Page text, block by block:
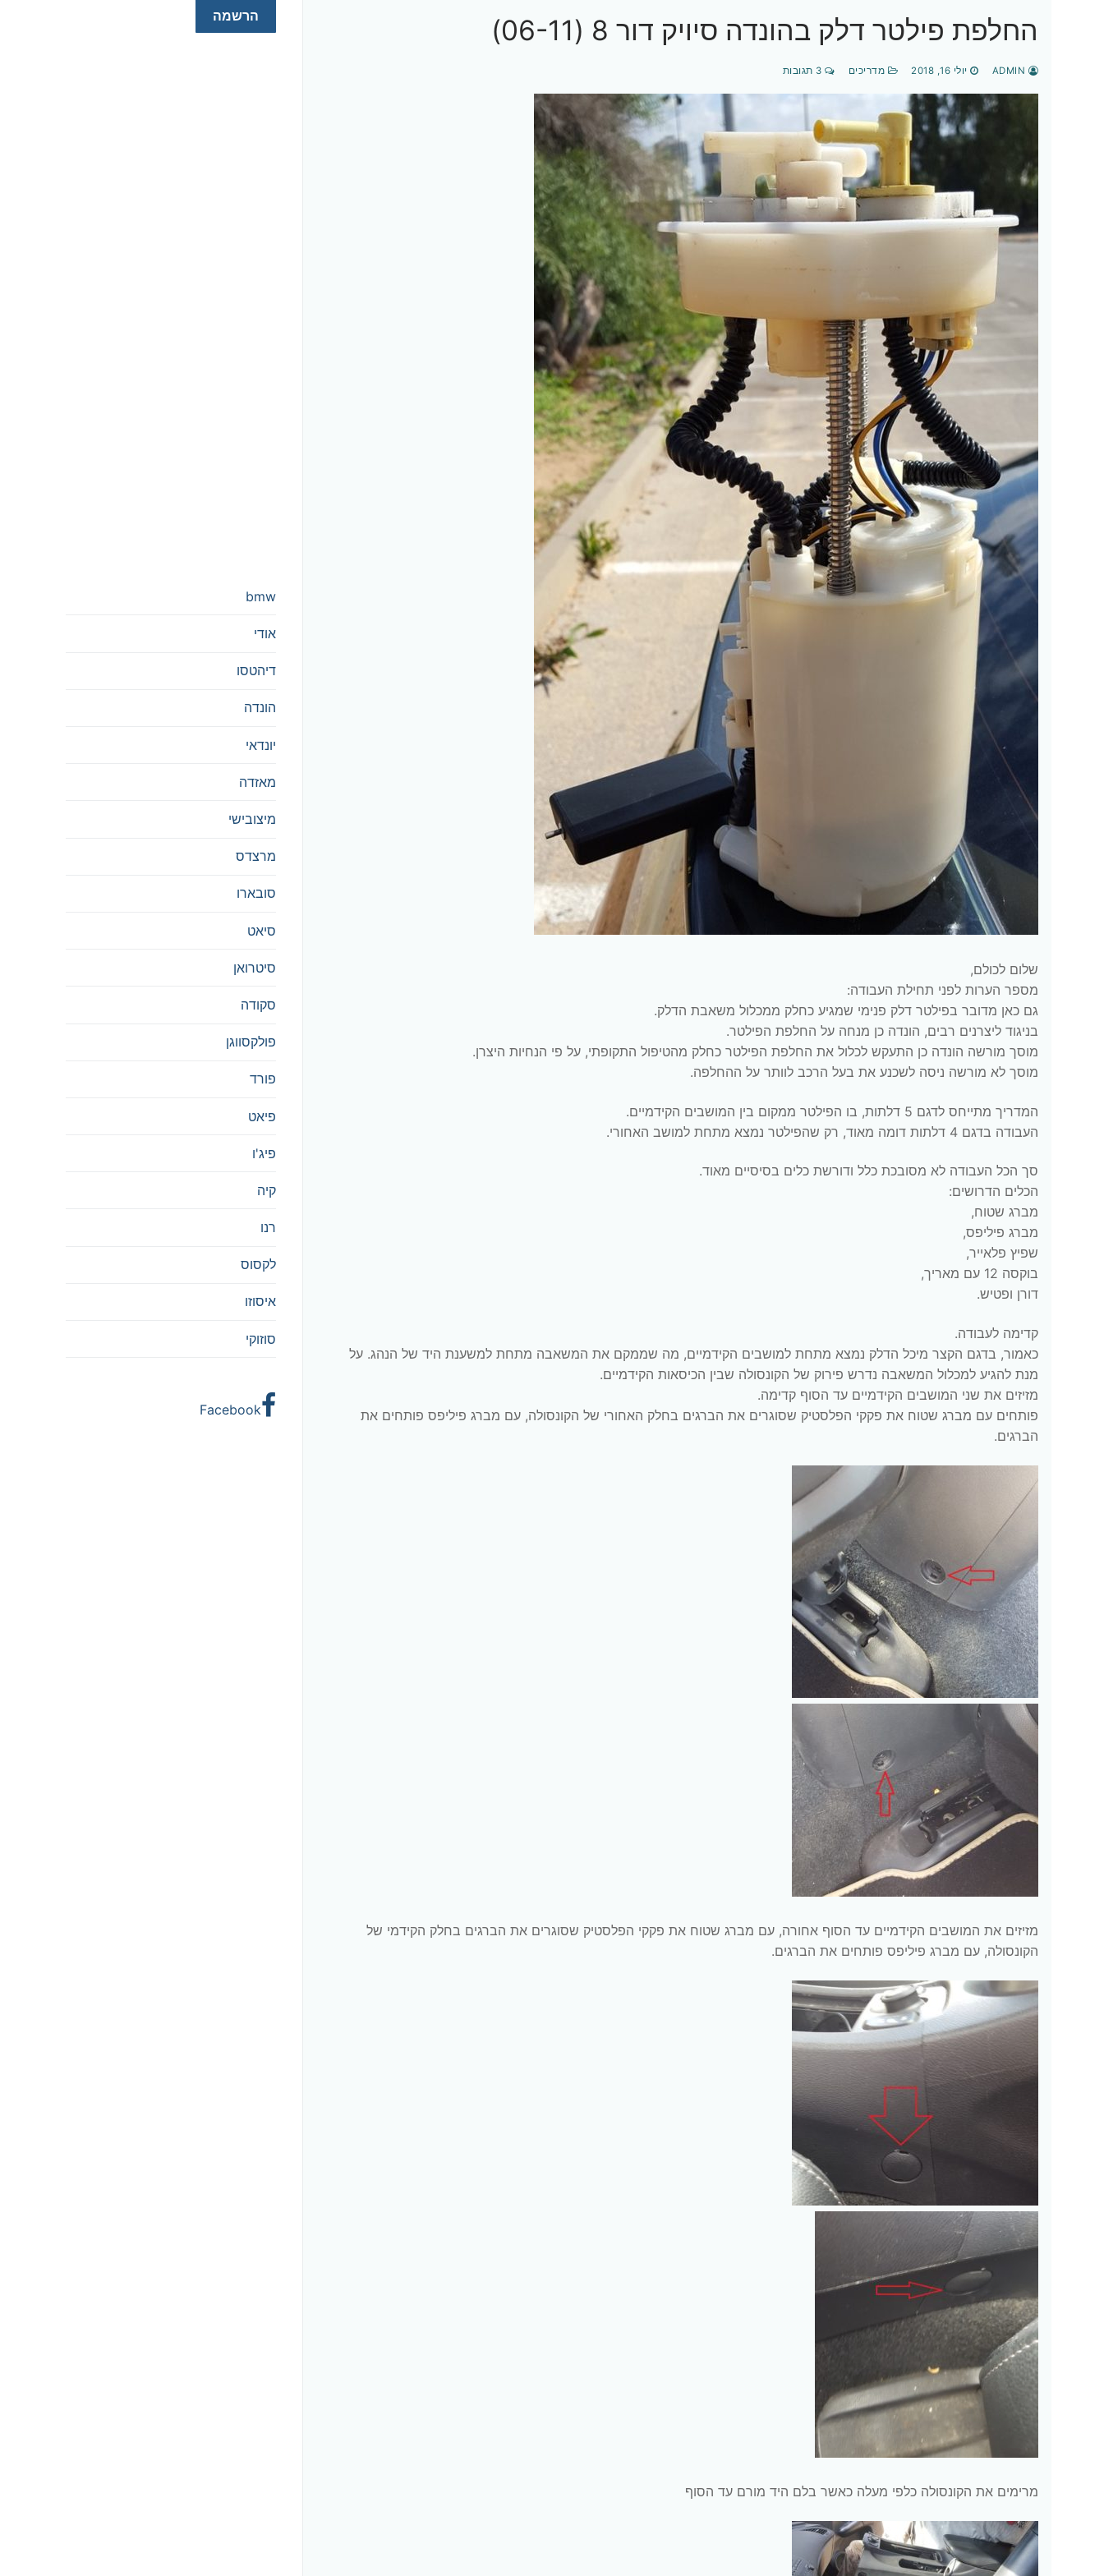
החלפת פילטר דלק בהונדה סיויק דור 8 (06-11)
יולי 16, 2018 מדריכים
שלום לכולם,
מספר הערות לפני תחילת העבודה:
גם כאן מדובר בפילטר דלק פנימי שמגיע כחלק ממכלול משאבת הדלק.
בניגוד ליצרנים רבים, הונדה כן מנחה על החלפת הפילטר.
מוסך מורשה הונדה כן התעקש לכלול את החלפת הפילטר כחלק מהטיפול התקופתי, על פי הנחיות היצרן.
מוסך לא מורשה ניסה לשכנע את בעל הרכב לוותר על ההחלפה.
המדריך מתייחס לדגם 5 דלתות, בו הפילטר ממקום בין המושבים הקידמיים.
העבודה בדגם 4 דלתות דומה מאוד, רק שהפילטר נמצא מתחת למושב האחורי.
סך הכל העבודה לא מסובכת כלל ודורשת כלים בסיסיים מאוד.
הכלים הדרושים:
מברג שטוח,
מברג פיליפס,
שפיץ פלאייר,
בוקסה 12 עם מאריך,
דורן ופטיש.
קדימה לעבודה.
כאמור, בדגם הקצר מיכל הדלק נמצא מתחת למושבים הקידמיים, מה שממקם את המשאבה מתחת למשענת היד של הנהג. על
מנת להגיע למכלול המשאבה נדרש פירוק של הקונסולה שבין הכיסאות הקידמיים.
מזיזים את שני המושבים הקידמיים עד הסוף קדימה.
פותחים עם מברג שטוח את פקקי הפלסטיק שסוגרים את הברגים בחלק האחורי של הקונסולה, עם מברג פיליפס פותחים את
הברגים.
מזיזים את המושבים הקידמיים עד הסוף אחורה, עם מברג שטוח את פקקי הפלסטיק שסוגרים את הברגים בחלק הקידמי של
הקונסולה, עם מברג פיליפס פותחים את הברגים.
מרימים את הקונסולה כלפי מעלה כאשר בלם היד מורם עד הסוף
bmw
אודי
דיהטסו
הונדה
יונדאי
מאזדה
מיצובישי
מרצדס
סובארו
סיאט
סיטרואן
סקודה
פולקסווגן
פורד
פיאט
פיג'ו
קיה
רנו
לקסוס
איסוזו
סוזוקי
Facebook